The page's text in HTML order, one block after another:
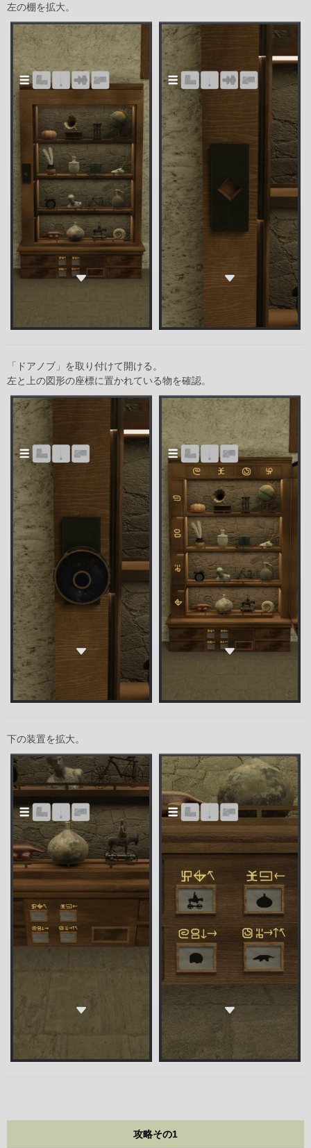
左の棚を拡大。
「ドアノブ」を取り付けて開ける。
左と上の図形の座標に置かれている物を確認。
下の装置を拡大。
攻略その1